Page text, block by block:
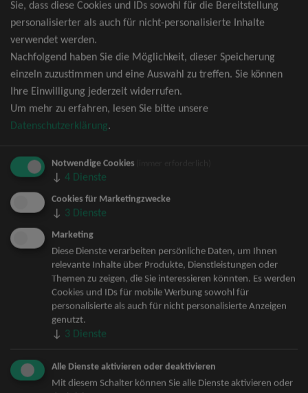
TOP-Events
André Rieu Tickets
David Garrett Tickets
Andrea Berg Tickets
Backstreet Boys Tickets
Unheilig Tickets
Santiano Tickets
Bryan Adams Tickets
Andreas Gabalier Tickets
Die Fantastischen Vier Tickets
Herbert Grönemeyer Tickets
Deep Purple Tickets
Howard Carpendale Tickets
Jan Delay & Disko No.1 Tickets
Pur Tickets
Bob Dylan Tickets
Mark Forster Tickets
The Prodigy Tickets
Niedeckens BAP Tickets
Judas Priest Tickets
Sie, dass diese Cookies und IDs sowohl für die Bereitstellung
personalisierter als auch für nicht-personalisierte Inhalte
verwendet werden.
Nachfolgend haben Sie die Möglichkeit, dieser Speicherung
einzeln zuzustimmen und eine Auswahl zu treffen. Sie können
Ihre Einwilligung jederzeit widerrufen.
Um mehr zu erfahren, lesen Sie bitte unsere
Datenschutzerklärung.
Notwendige Cookies
↓ 4 Dienste
Cookies für Marketingzwecke
↓ 3 Dienste
Marketing
Diese Dienste verarbeiten persönliche Daten, um Ihnen
relevante Inhalte über Produkte, Dienstleistungen oder
Themen zu zeigen, die Sie interessieren könnten. Es werden
Cookies und IDs für mobile Werbung sowohl für
personalisierte als auch für nicht personalisierte Anzeigen
genutzt.
↓ 3 Dienste
Alle Dienste aktivieren oder deaktivieren
Mit diesem Schalter können Sie alle Dienste aktivieren oder